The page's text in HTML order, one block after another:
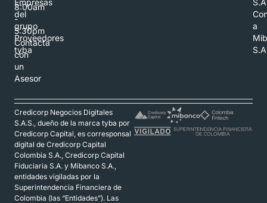
8:00am
-
5:30pm
Contacta
con
un
Asesor
del
grupo
Proveedores
tyba
a
Credicorp Negocios Digitales
S.A.S., dueño de la marca tyba por
Credicorp Capital, es corresponsal
digital de Credicorp Capital
Colombia S.A., Credicorp Capital
Fiduciaria S.A. y Mibanco S.A.,
entidades vigiladas por la
Superintendencia Financiera de
Colombia (las “Entidades”). Las